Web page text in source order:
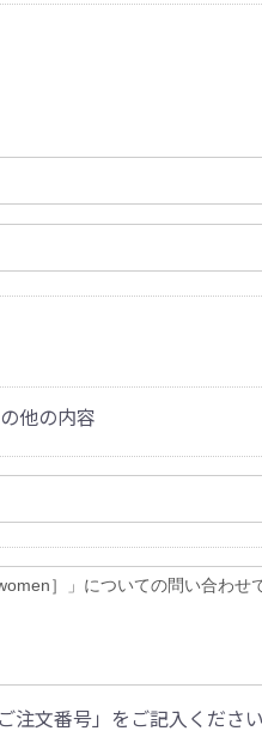
他の内容
注文番号」をご記入くださ